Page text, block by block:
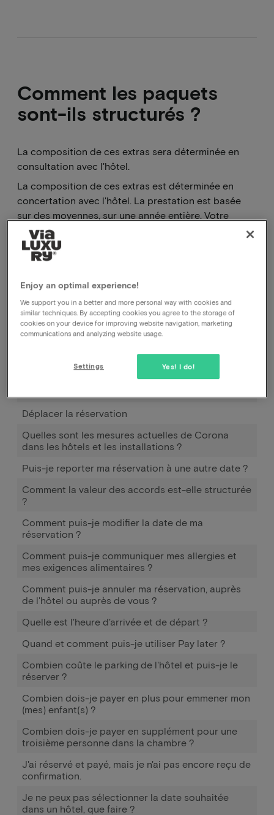
Comment puis-je annuler ma réservation, auprès
de l'hôtel ou auprès de vous ?
Comment puis-je modifier la date de ma
réservation ?
Comment fonctionne Pay later ?
J'ai réservé et payé, mais je n'ai pas encore reçu de
Déplacer la réservation
Quelles sont les mesures actuelles de Corona
dans les hôtels et les installations ?
Puis-je reporter ma réservation à une autre date ?
Comment la valeur des accords est-elle structurée
?
Comment puis-je modifier la date de ma
réservation ?
Comment puis-je communiquer mes allergies et
mes exigences alimentaires ?
Comment puis-je annuler ma réservation, auprès
de l'hôtel ou auprès de vous ?
Quelle est l'heure d'arrivée et de départ ?
Quand et comment puis-je utiliser Pay later ?
Combien coûte le parking de l'hôtel et puis-je le
réserver ?
Combien dois-je payer en plus pour emmener mon
(mes) enfant(s) ?
Combien dois-je payer en supplément pour une
troisième personne dans la chambre ?
J'ai réservé et payé, mais je n'ai pas encore reçu de
confirmation.
Je ne peux pas sélectionner la date souhaitée
dans un hôtel, que faire ?
Comment les paquets
sont-ils structurés ?
La composition de ces extras sera déterminée en
consultation avec l'hôtel.
La composition de ces extras est déterminée en
concertation avec l'hôtel. La prestation est basée
sur des moyennes, sur une année entière. Votre
avantage peut donc différer de cette moyenne en
haute et basse saison.
Enjoy an optimal experience!
We support you in a better and more personal way with cookies and
similar techniques. By accepting cookies you agree to the storage of
cookies on your device for improving website navigation, marketing
communications and analyzing website usage.
Yes! I do!
Settings